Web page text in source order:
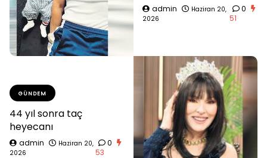
admin
Haziran 20,
2026
0
51
GÜNDEM
44 yıl sonra taç
heyecanı
admin
Haziran 20,
2026
0
53